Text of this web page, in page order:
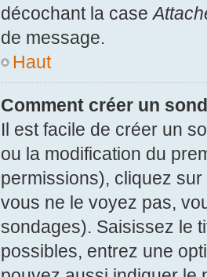
décochant la case
de message.
Haut
Comment créer un
Il est facile de créer un
ou la modification du
permissions), cliquez sur
vous ne le voyez pas,
sondages). Saisissez le
possibles, entrez une